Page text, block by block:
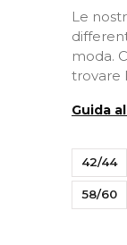
Le
moda.
trovare
Guida
42/44
58/60